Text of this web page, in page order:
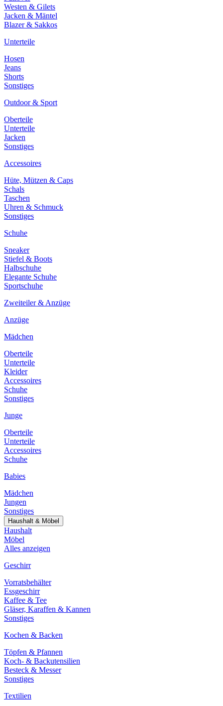
Westen & Gilets
Jacken & Mäntel
Blazer & Sakkos
Unterteile
Hosen
Jeans
Shorts
Sonstiges
Outdoor & Sport
Oberteile
Unterteile
Jacken
Sonstiges
Accessoires
Hüte, Mützen & Caps
Schals
Taschen
Uhren & Schmuck
Sonstiges
Schuhe
Sneaker
Stiefel & Boots
Halbschuhe
Elegante Schuhe
Sportschuhe
Zweiteiler & Anzüge
Anzüge
Mädchen
Oberteile
Unterteile
Kleider
Accessoires
Schuhe
Sonstiges
Junge
Oberteile
Unterteile
Accessoires
Schuhe
Babies
Mädchen
Jungen
Sonstiges
Haushalt & Möbel
Haushalt
Möbel
Alles anzeigen
Geschirr
Vorratsbehälter
Essgeschirr
Kaffee & Tee
Gläser, Karaffen & Kannen
Sonstiges
Kochen & Backen
Töpfen & Pfannen
Koch- & Backutensilien
Besteck & Messer
Sonstiges
Textilien